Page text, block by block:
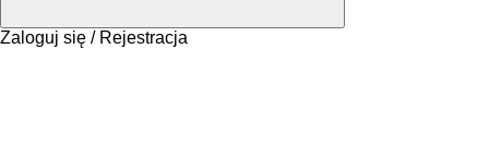
Zaloguj się / Rejestracja